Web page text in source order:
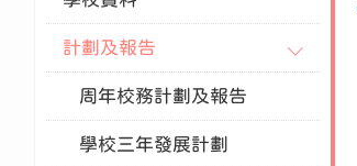
計劃及報告
周年校務計劃及報告
學校三年發展計劃